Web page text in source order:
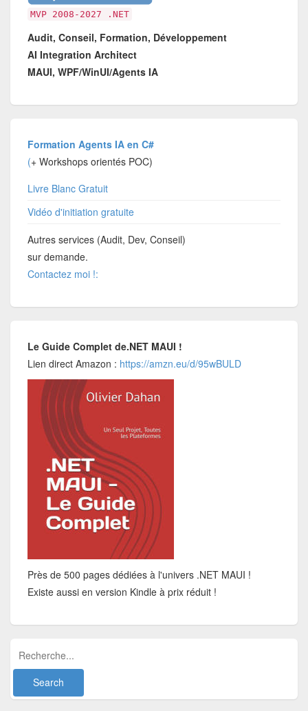
MVP 2008-2027 .NET
Audit, Conseil, Formation, Développement
AI Integration Architect
MAUI, WPF/WinUI/Agents IA
Formation Agents IA en C#
(+ Workshops orientés POC)
Livre Blanc Gratuit
Vidéo d'initiation gratuite
Autres services (Audit, Dev, Conseil)
sur demande.
Contactez moi !:
Le Guide Complet de.NET MAUI !
Lien direct Amazon : https://amzn.eu/d/95wBULD
Près de 500 pages dédiées à l'univers .NET MAUI !
Existe aussi en version Kindle à prix réduit !